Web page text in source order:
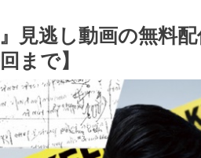
見逃し動画の無料
まで】